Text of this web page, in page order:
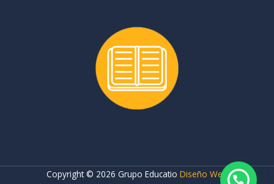
Copyright © 2026 Grupo Educatio Diseño Web